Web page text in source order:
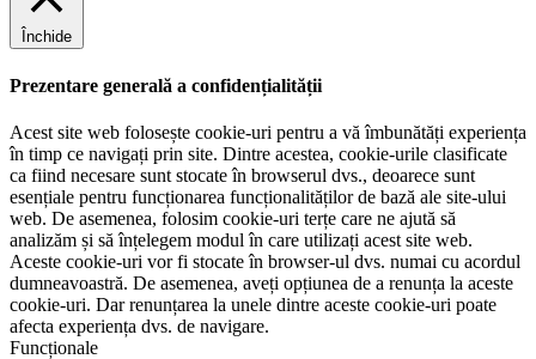
Închide
Prezentare generală a confidențialității
Acest site web folosește cookie-uri pentru a vă îmbunătăți experiența
în timp ce navigați prin site. Dintre acestea, cookie-urile clasificate
ca fiind necesare sunt stocate în browserul dvs., deoarece sunt
esențiale pentru funcționarea funcționalităților de bază ale site-ului
web. De asemenea, folosim cookie-uri terțe care ne ajută să
analizăm și să înțelegem modul în care utilizați acest site web.
Aceste cookie-uri vor fi stocate în browser-ul dvs. numai cu acordul
dumneavoastră. De asemenea, aveți opțiunea de a renunța la aceste
cookie-uri. Dar renunțarea la unele dintre aceste cookie-uri poate
afecta experiența dvs. de navigare.
Funcționale